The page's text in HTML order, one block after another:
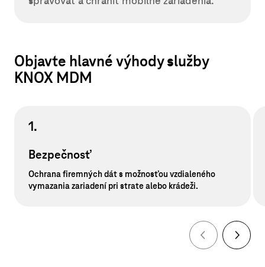
Objavte hlavné výhody služby
KNOX MDM
1.
Bezpečnosť
Ochrana firemných dát s možnosťou vzdialeného
vymazania zariadení pri strate alebo krádeži.